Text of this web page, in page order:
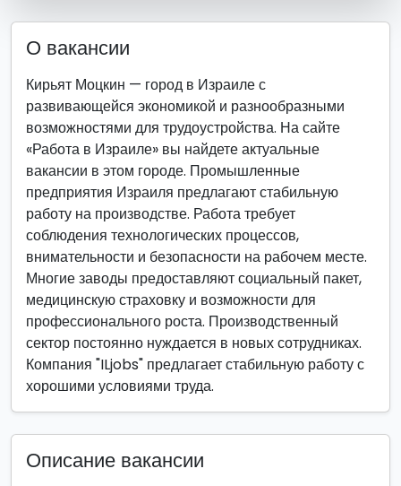
О вакансии
Кирьят Моцкин — город в Израиле с
развивающейся экономикой и разнообразными
возможностями для трудоустройства. На сайте
«Работа в Израиле» вы найдете актуальные
вакансии в этом городе. Промышленные
предприятия Израиля предлагают стабильную
работу на производстве. Работа требует
соблюдения технологических процессов,
внимательности и безопасности на рабочем месте.
Многие заводы предоставляют социальный пакет,
медицинскую страховку и возможности для
профессионального роста. Производственный
сектор постоянно нуждается в новых сотрудниках.
Компания "ILjobs" предлагает стабильную работу с
хорошими условиями труда.
Описание вакансии